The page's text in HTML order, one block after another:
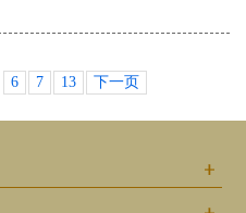
6 7 13 下一页